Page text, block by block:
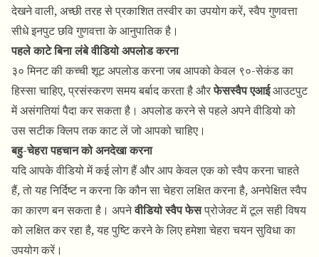
देखने वाली, अच्छी तरह से प्रकाशित तस्वीर का उपयोग करें, स्वैप गुणवत्ता
सीधे इनपुट छवि गुणवत्ता के आनुपातिक है।
पहले काटे बिना लंबे वीडियो अपलोड करना
३० मिनट की कच्ची शूट अपलोड करना जब आपको केवल ९०-सेकंड का
हिस्सा चाहिए, प्रसंस्करण समय बर्बाद करता है औरफेसस्वैप एआईआउटपुट
में असंगतियां पैदा कर सकता है। अपलोड करने से पहले अपने वीडियो को
उस सटीक क्लिप तक काट लें जो आपको चाहिए।
बहु-चेहरा पहचान को अनदेखा करना
यदि आपके वीडियो में कई लोग हैं और आप केवल एक को स्वैप करना चाहते
हैं, तो यह निर्दिष्ट न करना कि कौन सा चेहरा लक्षित करना है, अनपेक्षित स्वैप
का कारण बन सकता है। अपनेवीडियो स्वैप फेसप्रोजेक्ट में टूल सही विषय
को लक्षित कर रहा है, यह पुष्टि करने के लिए हमेशा चेहरा चयन सुविधा का
उपयोग करें।